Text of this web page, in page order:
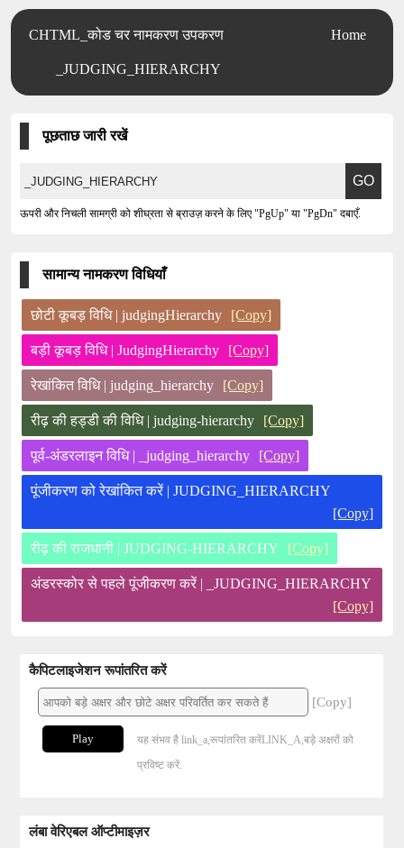
CHTML_कोड चर नामकरण उपकरण
_JUDGING_HIERARCHY
Home
पूछताछ जारी रखें
ऊपरी और निचली सामग्री को शीघ्रता से ब्राउज़ करने के लिए "PgUp" या "PgDn" दबाएँ.
सामान्य नामकरण विधियाँ
छोटी कूबड़ विधि | judgingHierarchy [Copy]
बड़ी कूबड़ विधि | JudgingHierarchy [Copy]
रेखांकित विधि | judging_hierarchy [Copy]
रीढ़ की हड्डी की विधि | judging-hierarchy [Copy]
पूर्व-अंडरलाइन विधि | _judging_hierarchy [Copy]
पूंजीकरण को रेखांकित करें | JUDGING_HIERARCHY
[Copy]
रीढ़ की राजधानी | JUDGING-HIERARCHY [Copy]
अंडरस्कोर से पहले पूंजीकरण करें | _JUDGING_HIERARCHY
[Copy]
कैपिटलाइजेशन रूपांतरित करें
[Copy]
Play
यह संभव है link_a,रूपांतरित करेंLINK_A,बड़े अक्षरों को
प्रविष्ट करें.
लंबा वेरिएबल ऑप्टीमाइज़र